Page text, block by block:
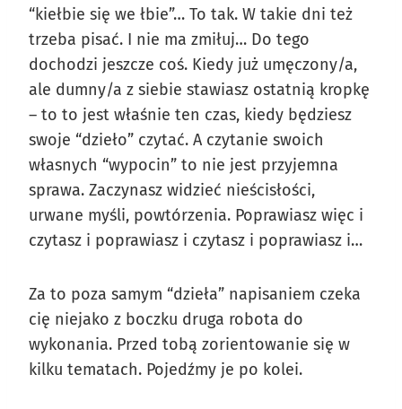
“kiełbie się we łbie”… To tak. W takie dni też
trzeba pisać. I nie ma zmiłuj… Do tego
dochodzi jeszcze coś. Kiedy już umęczony/a,
ale dumny/a z siebie stawiasz ostatnią kropkę
– to to jest właśnie ten czas, kiedy będziesz
swoje “dzieło” czytać. A czytanie swoich
własnych “wypocin” to nie jest przyjemna
sprawa. Zaczynasz widzieć nieścisłości,
urwane myśli, powtórzenia. Poprawiasz więc i
czytasz i poprawiasz i czytasz i poprawiasz i…
Za to poza samym “dzieła” napisaniem czeka
cię niejako z boczku druga robota do
wykonania. Przed tobą zorientowanie się w
kilku tematach. Pojedźmy je po kolei.